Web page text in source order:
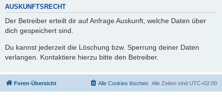
AUSKUNFTSRECHT
Der Betreiber erteilt dir auf Anfrage Auskunft, welche Daten über
dich gespeichert sind.
Du kannst jederzeit die Löschung bzw. Sperrung deiner Daten
verlangen. Kontaktiere hierzu bitte den Betreiber.
Foren-Übersicht Alle Zeiten sind UTC+02:00
Alle Cookies löschen